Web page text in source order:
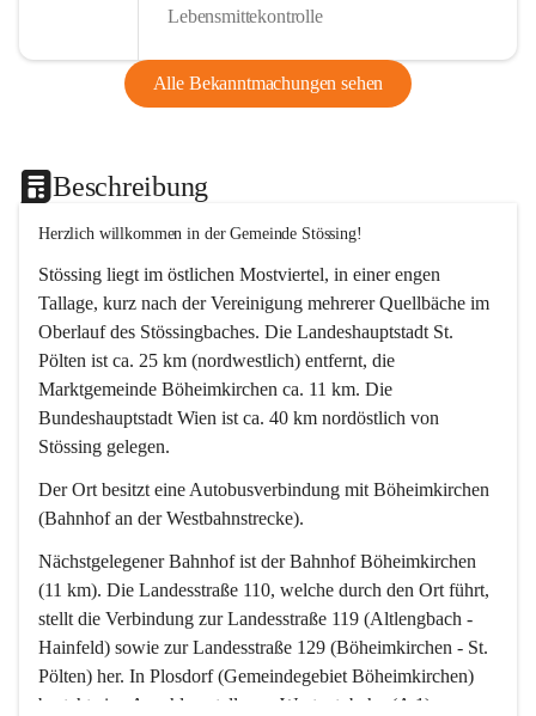
Lebensmittekontrolle
Alle Bekanntmachungen sehen
Beschreibung
Herzlich willkommen in der Gemeinde Stössing!
Stössing liegt im östlichen Mostviertel, in einer engen
Tallage, kurz nach der Vereinigung mehrerer Quellbäche im
Oberlauf des Stössingbaches. Die Landeshauptstadt St.
Pölten ist ca. 25 km (nordwestlich) entfernt, die
Marktgemeinde Böheimkirchen ca. 11 km. Die
Bundeshauptstadt Wien ist ca. 40 km nordöstlich von
Stössing gelegen.
Der Ort besitzt eine Autobusverbindung mit Böheimkirchen
(Bahnhof an der Westbahnstrecke).
Nächstgelegener Bahnhof ist der Bahnhof Böheimkirchen
(11 km). Die Landesstraße 110, welche durch den Ort führt,
stellt die Verbindung zur Landesstraße 119 (Altlengbach -
Hainfeld) sowie zur Landesstraße 129 (Böheimkirchen - St.
Pölten) her. In Plosdorf (Gemeindegebiet Böheimkirchen)
besteht eine Anschlussstelle zur Westautobahn (A 1).